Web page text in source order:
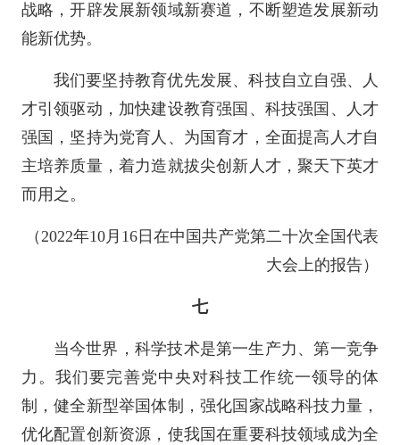
战略，开辟发展新领域新赛道，不断塑造发展新动
能新优势。
我们要坚持教育优先发展、科技自立自强、人
才引领驱动，加快建设教育强国、科技强国、人才
强国，坚持为党育人、为国育才，全面提高人才自
主培养质量，着力造就拔尖创新人才，聚天下英才
而用之。
（2022年10月16日在中国共产党第二十次全国代表
大会上的报告）
七
当今世界，科学技术是第一生产力、第一竞争
力。我们要完善党中央对科技工作统一领导的体
制，健全新型举国体制，强化国家战略科技力量，
优化配置创新资源，使我国在重要科技领域成为全